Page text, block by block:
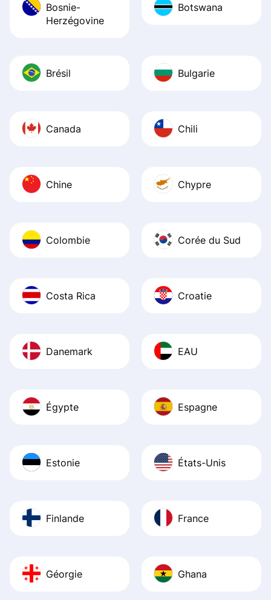
Bosnie-
Herzégovine
Botswana
Brésil Bulgarie
Canada Chili
Chine Chypre
Colombie Corée du Sud
Costa Rica Croatie
Danemark EAU
Égypte Espagne
Estonie États-Unis
Finlande France
Géorgie Ghana